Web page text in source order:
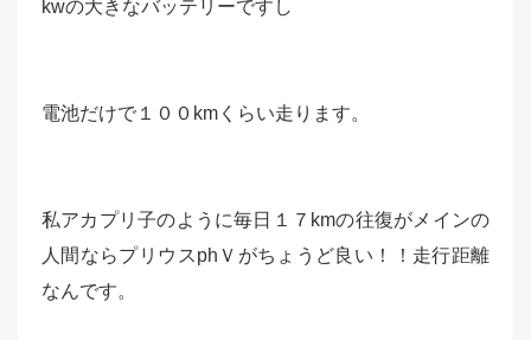
kwの大きなバッテリーですし
電池だけで１００kmくらい走ります。
私アカプリ子のように毎日１７kmの往復がメインの
人間ならプリウスphＶがちょうど良い！！走行距離
なんです。